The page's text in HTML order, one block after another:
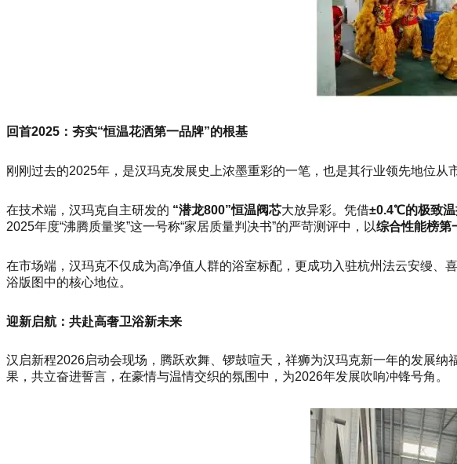
回首2025：夯实“恒温花洒第一品牌”的根基
刚刚过去的2025年，是汉玛克发展史上浓墨重彩的一笔，也是其行业领先地位从
在技术端，汉玛克自主研发的 “潜龙800”恒温阀芯大放异彩。凭借±0.4℃的极致温
2025年度“沸腾质量奖”这一号称“家居质量判决书”的严苛测评中，以综合性能榜第
在市场端，汉玛克不仅成为高净值人群的浴室标配，更成功入驻杭州法云安缦
浴版图中的核心地位。
迎新启航：共赴高奢卫浴新未来
汉启新程2026启动会现场，腾跃欢舞、锣鼓喧天，祥狮为汉玛克新一年的发展
果，共立奋进誓言，在豪情与温情交织的氛围中，为2026年发展吹响冲锋号角。